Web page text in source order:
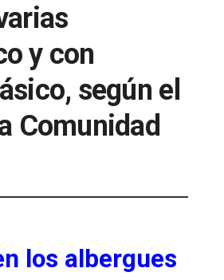
y con
según el
Comunidad
los albergues